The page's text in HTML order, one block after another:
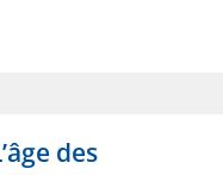
des